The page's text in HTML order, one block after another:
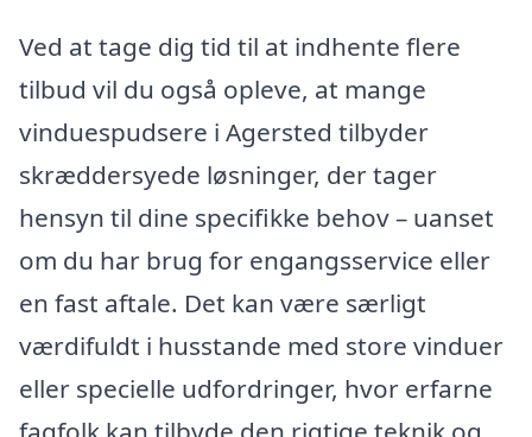
Ved at tage dig tid til at indhente flere
tilbud vil du også opleve, at mange
vinduespudsere i Agersted tilbyder
skræddersyede løsninger, der tager
hensyn til dine specifikke behov – uanset
om du har brug for engangsservice eller
en fast aftale. Det kan være særligt
værdifuldt i husstande med store vinduer
eller specielle udfordringer, hvor erfarne